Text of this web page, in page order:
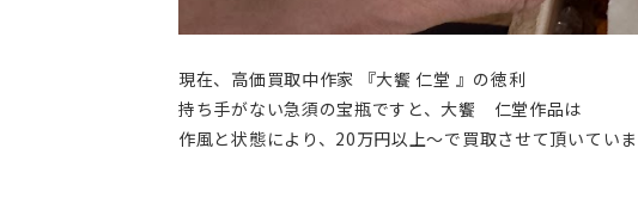
現在、高価買取中作家 『大饗 仁堂 』の徳利
持ち手がない急須の宝瓶ですと、大饗 仁堂作品は
作風と状態により、20万円以上〜で買取させて頂いてい